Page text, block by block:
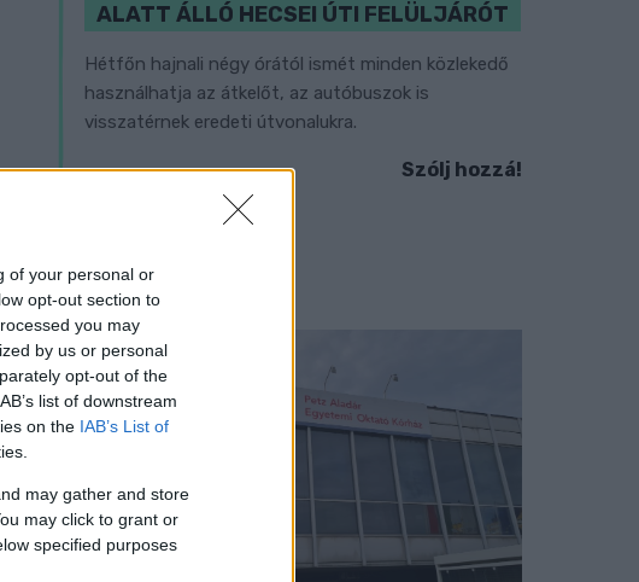
of your personal or
opt-out section to
you may
by us or personal
opt-out of the
list of downstream
on the IAB’s List of
may gather and store
may click to grant or
specified purposes
ALATT ÁLLÓ HECSEI ÚTI FELÜLJÁRÓT
Hétfőn hajnali négy órától ismét minden közlekedő
használhatja az átkelőt, az autóbuszok is
visszatérnek eredeti útvonalukra.
Szólj hozzá!